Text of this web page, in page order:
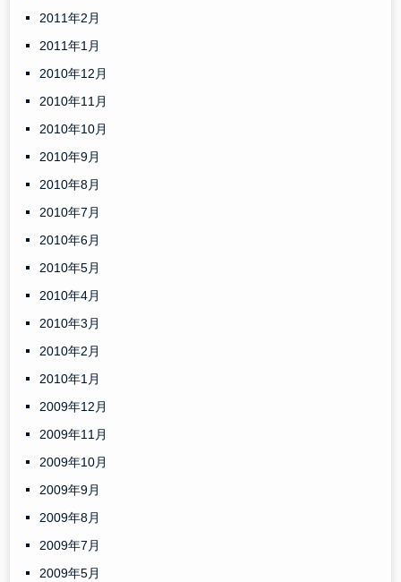
2011年2月
2011年1月
2010年12月
2010年11月
2010年10月
2010年9月
2010年8月
2010年7月
2010年6月
2010年5月
2010年4月
2010年3月
2010年2月
2010年1月
2009年12月
2009年11月
2009年10月
2009年9月
2009年8月
2009年7月
2009年5月